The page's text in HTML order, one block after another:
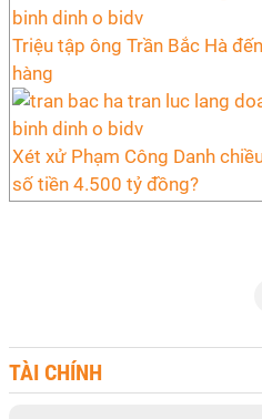
Triệu tập ông Trần Bắc Hà
hàng
Xét xử Phạm Công Danh
số tiền 4.500 tỷ đồng?
TÀI CHÍNH